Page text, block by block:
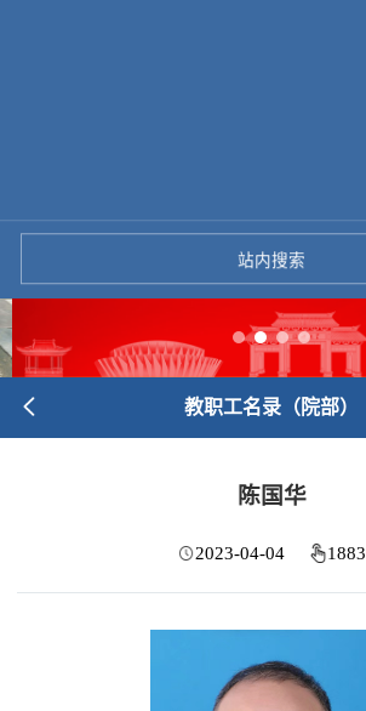
站内搜索
教职工名录（院部）
陈国华
2023-04-04 1883